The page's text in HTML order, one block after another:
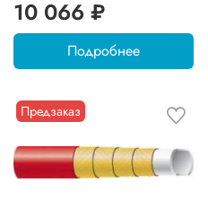
10 066 ₽
Подробнее
Предзаказ